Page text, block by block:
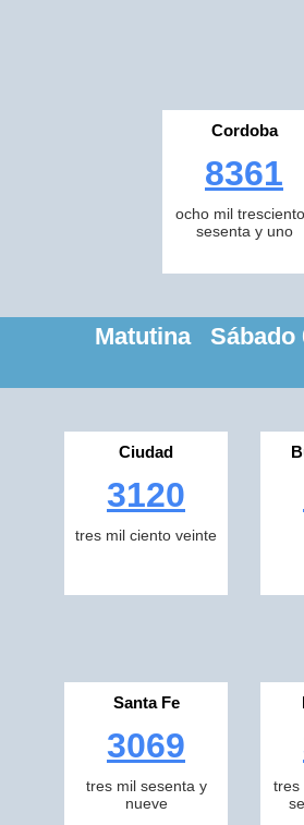
Cordoba
8361
ocho mil
sesenta y uno
Matutina Sábado
Ciudad
3120
tres mil ciento veinte
Santa Fe
3069
tres mil sesenta y
nueve
tres